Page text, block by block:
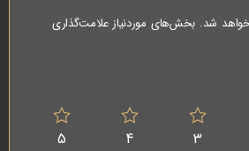
شد. بخش‌های موردنیاز علامت‌گذاری
3
4
5